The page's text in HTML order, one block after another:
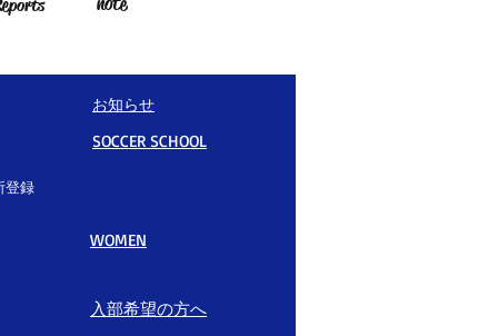
登録
お知らせ
SOCCER SCHOOL
WOMEN
入部希望の方へ​